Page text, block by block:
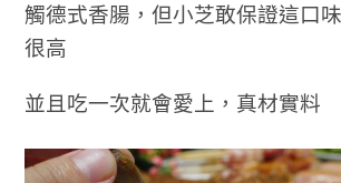
觸德式香腸，但小芝敢保證這口
很高
並且吃一次就會愛上，真材實料